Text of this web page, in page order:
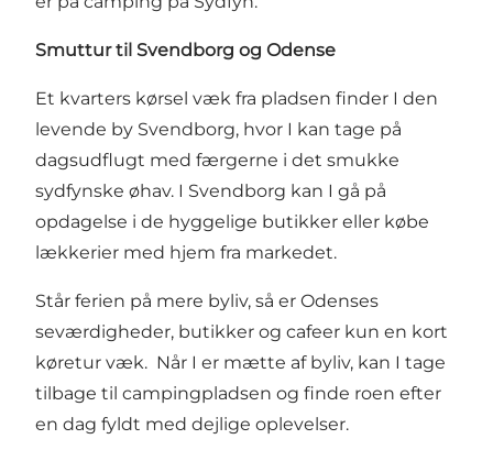
Smuttur til Svendborg og Odense
Et kvarters kørsel væk fra pladsen finder I den
levende by Svendborg, hvor I kan tage på
dagsudflugt med færgerne i det smukke
sydfynske øhav. I Svendborg kan I gå på
opdagelse i de hyggelige butikker eller købe
lækkerier med hjem fra markedet.
Står ferien på mere byliv, så er Odenses
seværdigheder, butikker og cafeer kun en kort
køretur væk. Når I er mætte af byliv, kan I tage
tilbage til campingpladsen og finde roen efter
en dag fyldt med dejlige oplevelser.